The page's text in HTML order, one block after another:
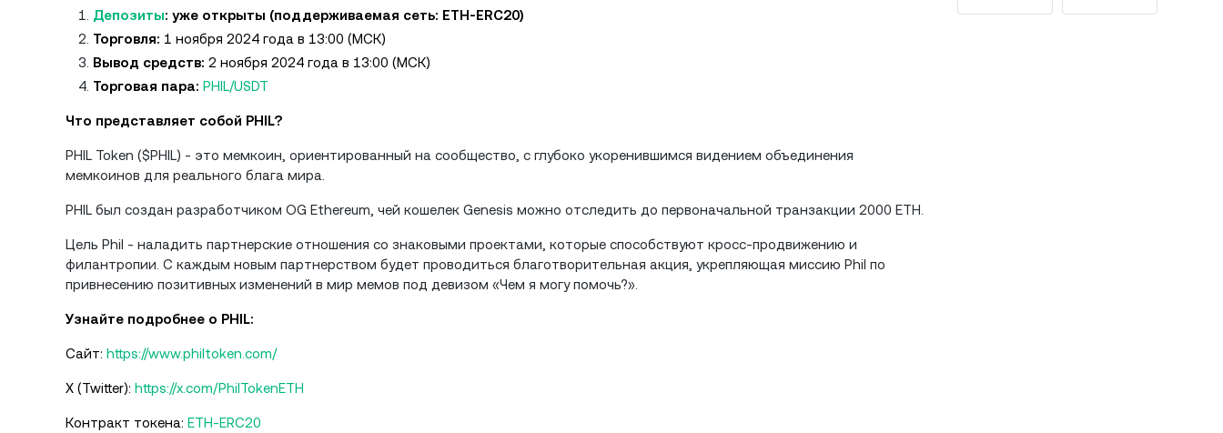
Депозиты: уже открыты (поддерживаемая сеть: ETH-ERC20)
Торговля: 1 ноября 2024 года в 13:00 (МСК)
Вывод средств: 2 ноября 2024 года в 13:00 (МСК)
Торговая пара: PHIL/USDT
Что представляет собой PHIL?
PHIL Token ($PHIL) - это мемкоин, ориентированный на сообщество, с глубоко укоренившимся видением объединения
мемкоинов для реального блага мира.
PHIL был создан разработчиком OG Ethereum, чей кошелек Genesis можно отследить до первоначальной транзакции 2000 ETH.
Цель Phil - наладить партнерские отношения со знаковыми проектами, которые способствуют кросс-продвижению и
филантропии. С каждым новым партнерством будет проводиться благотворительная акция, укрепляющая миссию Phil по
привнесению позитивных изменений в мир мемов под девизом «Чем я могу помочь?».
Узнайте подробнее о PHIL:
Сайт: https://www.philtoken.com/
X (Twitter): https://x.com/PhilTokenETH
Контракт токена: ETH-ERC20